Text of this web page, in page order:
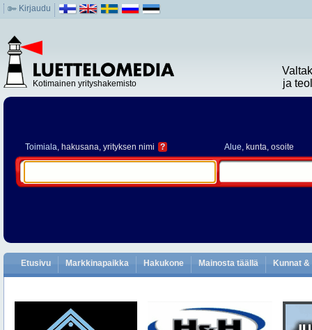
Kirjaudu
Kotimainen yrityshakemisto
ja
Toimiala, hakusana, yrityksen nimi ? Alue, kunta, osoite
Etusivu Markkinapaikka Hakukone Mainosta täällä Kunnat